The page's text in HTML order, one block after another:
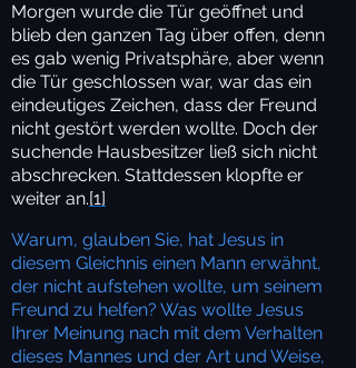
Morgen wurde die Tür geöffnet und
blieb den ganzen Tag über offen, denn
es gab wenig Privatsphäre, aber wenn
die Tür geschlossen war, war das ein
eindeutiges Zeichen, dass der Freund
nicht gestört werden wollte. Doch der
suchende Hausbesitzer ließ sich nicht
abschrecken. Stattdessen klopfte er
weiter an.[1]
Warum, glauben Sie, hat Jesus in
diesem Gleichnis einen Mann erwähnt,
der nicht aufstehen wollte, um seinem
Freund zu helfen? Was wollte Jesus
Ihrer Meinung nach mit dem Verhalten
dieses Mannes und der Art und Weise,